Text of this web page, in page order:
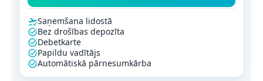
Saņemšana lidostā
Bez drošības depozīta
Debetkarte
Papildu vadītājs
Automātiskā pārnesumkārba